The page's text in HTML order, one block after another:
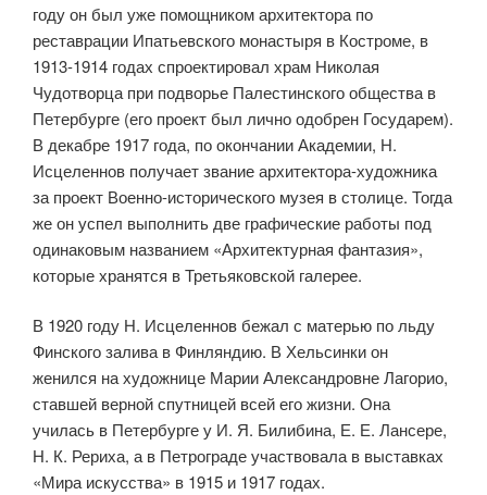
году он был уже помощником архитектора по
реставрации Ипатьевского монастыря в Костроме, в
1913-1914 годах спроектировал храм Николая
Чудотворца при подворье Палестинского общества в
Петербурге (его проект был лично одобрен Государем).
В декабре 1917 года, по окончании Академии, Н.
Исцеленнов получает звание архитектора-художника
за проект Военно-исторического музея в столице. Тогда
же он успел выполнить две графические работы под
одинаковым названием «Архитектурная фантазия»,
которые хранятся в Третьяковской галерее.
В 1920 году Н. Исцеленнов бежал с матерью по льду
Финского залива в Финляндию. В Хельсинки он
женился на художнице Марии Александровне Лагорио,
ставшей верной спутницей всей его жизни. Она
училась в Петербурге у И. Я. Билибина, Е. Е. Лансере,
Н. К. Рериха, а в Петрограде участвовала в выставках
«Мира искусства» в 1915 и 1917 годах.